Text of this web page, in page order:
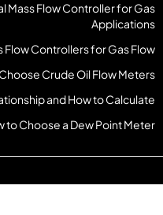
Mass Flow Controller for Gas
Applications
Flow Controllers for Gas Flow
Crude Oil Flow Meters
and How to Calculate
to Choose a Dew Point Meter